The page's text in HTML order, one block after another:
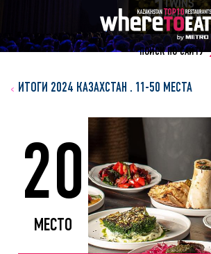
ПОИСК ПО САЙТУ
ИТОГИ 2024 КАЗАХСТАН . 11-50 МЕСТА
20
МЕСТО